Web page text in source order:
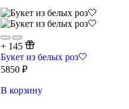
+ 145
Букет из белых роз🤍
5850 ₽
В корзину